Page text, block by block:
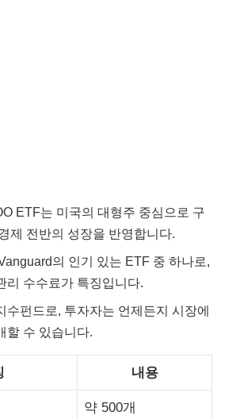
ETF는 미국의 대형주 중심으로 구
제 전반의 성장을 반영합니다.
의 인기 있는 ETF 중 하나로,
리 수수료가 특징입니다.
수펀드로, 투자자는 언제든지 시장에
할 수 있습니다.
내용
약 500개